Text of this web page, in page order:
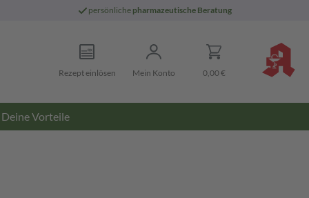
persönliche pharmazeutische Beratung
Rezept einlösen Mein Konto 0,00 €
Deine Vorteile